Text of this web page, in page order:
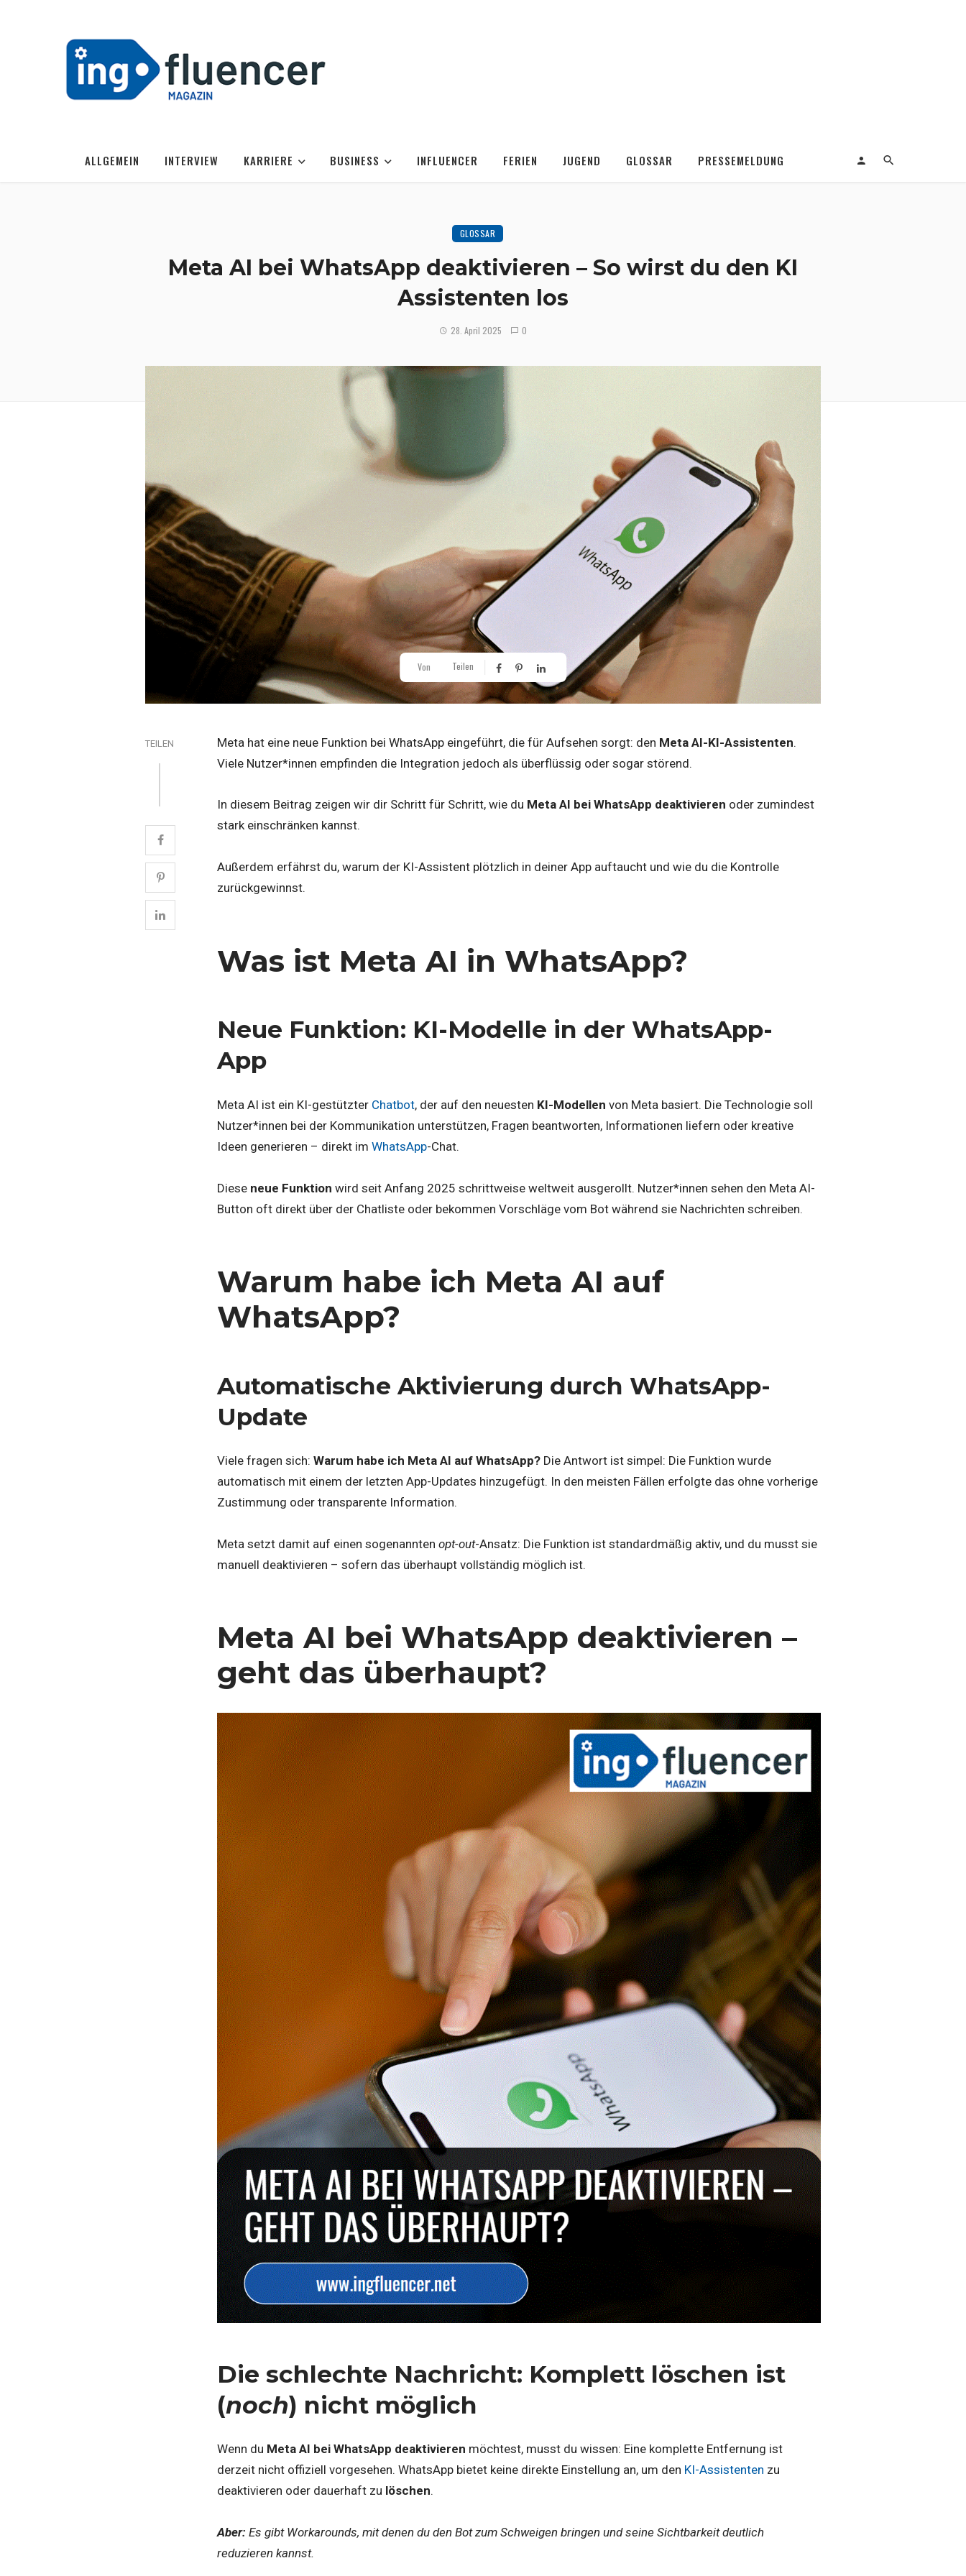
ALLGEMEIN INTERVIEW KARRIERE BUSINESS INFLUENCER FERIEN JUGEND GLOSSAR PRESSEMELDUNG
GLOSSAR
Meta AI bei WhatsApp deaktivieren – So wirst du den KI
Assistenten los
28. April 2025 0
Von Teilen
TEILEN Meta hat eine neue Funktion bei WhatsApp eingeführt, die für Aufsehen sorgt: den Meta AI-KI-Assistenten.
Viele Nutzer*innen empfinden die Integration jedoch als überflüssig oder sogar störend.
In diesem Beitrag zeigen wir dir Schritt für Schritt, wie du Meta AI bei WhatsApp deaktivieren oder zumindest
stark einschränken kannst.
Außerdem erfährst du, warum der KI-Assistent plötzlich in deiner App auftaucht und wie du die Kontrolle
zurückgewinnst.
Was ist Meta AI in WhatsApp?
Neue Funktion: KI-Modelle in der WhatsApp-
App
Meta AI ist ein KI-gestützter Chatbot, der auf den neuesten KI-Modellen von Meta basiert. Die Technologie soll
Nutzer*innen bei der Kommunikation unterstützen, Fragen beantworten, Informationen liefern oder kreative
Ideen generieren – direkt im WhatsApp-Chat.
Diese neue Funktion wird seit Anfang 2025 schrittweise weltweit ausgerollt. Nutzer*innen sehen den Meta AI-
Button oft direkt über der Chatliste oder bekommen Vorschläge vom Bot während sie Nachrichten schreiben.
Warum habe ich Meta AI auf
WhatsApp?
Automatische Aktivierung durch WhatsApp-
Update
Viele fragen sich: Warum habe ich Meta AI auf WhatsApp? Die Antwort ist simpel: Die Funktion wurde
automatisch mit einem der letzten App-Updates hinzugefügt. In den meisten Fällen erfolgte das ohne vorherige
Zustimmung oder transparente Information.
Meta setzt damit auf einen sogenannten opt-out-Ansatz: Die Funktion ist standardmäßig aktiv, und du musst sie
manuell deaktivieren – sofern das überhaupt vollständig möglich ist.
Meta AI bei WhatsApp deaktivieren –
geht das überhaupt?
Die schlechte Nachricht: Komplett löschen ist
(noch) nicht möglich
Wenn du Meta AI bei WhatsApp deaktivieren möchtest, musst du wissen: Eine komplette Entfernung ist
derzeit nicht offiziell vorgesehen. WhatsApp bietet keine direkte Einstellung an, um den KI-Assistenten zu
deaktivieren oder dauerhaft zu löschen.
Aber: Es gibt Workarounds, mit denen du den Bot zum Schweigen bringen und seine Sichtbarkeit deutlich
reduzieren kannst.